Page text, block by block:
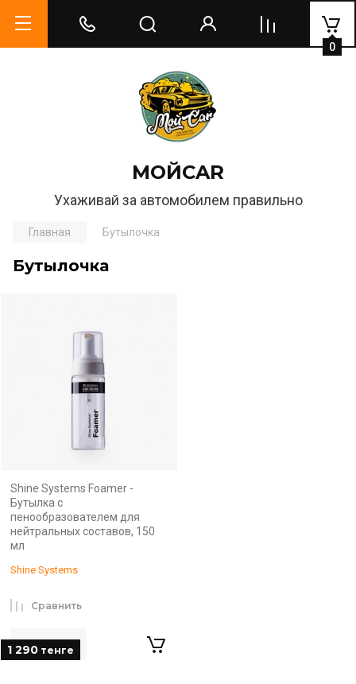
МОЙCAR
Ухаживай за автомобилем правильно
0
Главная Бутылочка
Бутылочка
Shine Systems Foamer -
Бутылка с
пенообразователем для
нейтральных составов, 150
мл
Shine Systems
1 290 тенге
Сравнить